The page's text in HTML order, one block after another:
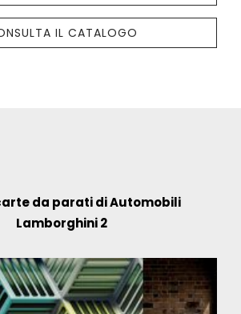
IL CATALOGO
da parati di Automobili
Lamborghini 2